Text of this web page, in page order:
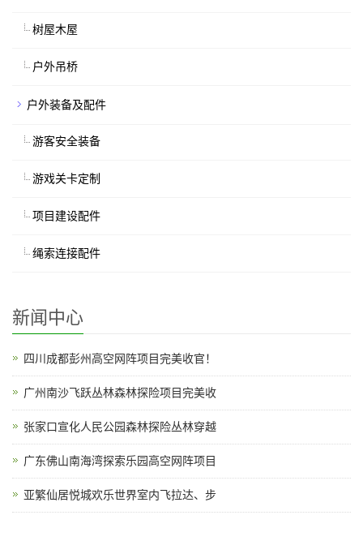
树屋木屋
户外吊桥
户外装备及配件
游客安全装备
游戏关卡定制
项目建设配件
绳索连接配件
新闻中心
四川成都彭州高空网阵项目完美收官！
广州南沙飞跃丛林森林探险项目完美收
张家口宣化人民公园森林探险丛林穿越
广东佛山南海湾探索乐园高空网阵项目
亚繁仙居悦城欢乐世界室内飞拉达、步